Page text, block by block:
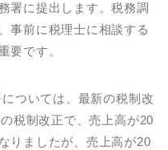
署に提出します。税務調
事前に税理士に相談する
要です。
ついては、最新の税制改
税制改正で、売上高が20
りましたが、売上高が20